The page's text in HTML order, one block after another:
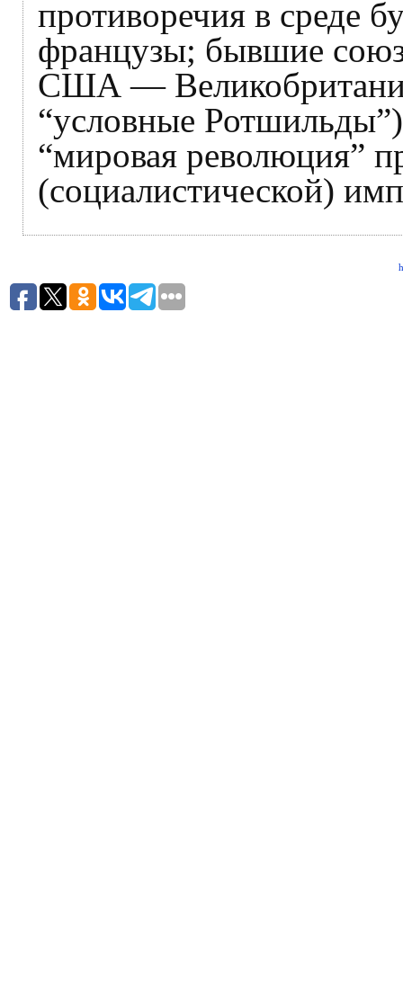
противоречия в среде
французы; бывшие
США —
“условные
“мировая революция”
(социалистической)